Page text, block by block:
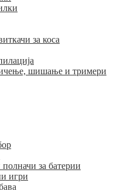
за коса
шишање и тримери
за батерии
игри